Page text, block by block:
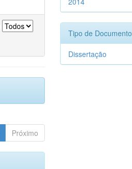
Próximo
Tipo de Documento
Dissertação